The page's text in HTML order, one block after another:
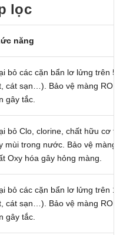
lọc
năng
bỏ các cặn bẩn lơ lửng trên 5
cát sạn…). Bảo vệ màng RO
gây tắc.
bỏ Clo, clorine, chất hữu cơ
mùi trong nước. Bảo vệ màng
Oxy hóa gây hỏng màng.
bỏ các cặn bẩn lơ lửng trên 1
cát sạn…). Bảo vệ màng RO
gây tắc.